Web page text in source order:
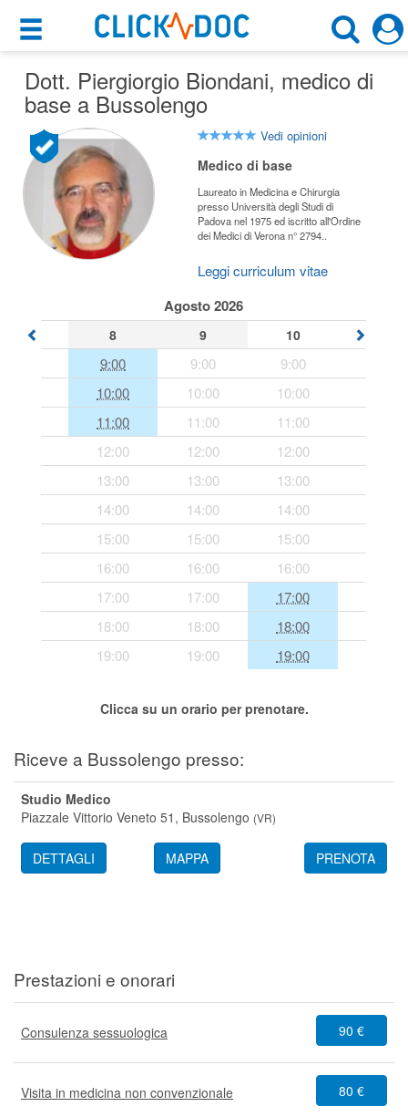
×
Motore di ricerca
×
Cerca uno specialista
Medico Di Base
Bussolengo (VR)
Cosa possiamo offrirti
Per i pazienti
Prenota una visita
Ricerca specialisti
Consulti online
Per gli specialisti
Prenotazioni online
Planner e rubrica in cloud
Segreteria virtuale
Teleconsulto
Dott. Piergiorgio Biondani, medico di
base a Bussolengo
Vedi opinioni
Medico di base
Laureato in Medicina e Chirurgia
presso Università degli Studi di
Padova nel 1975 ed iscritto all'Ordine
dei Medici di Verona n° 2794..
Leggi curriculum vitae
Agosto 2026
8 9 10
9:00 9:00
9:00
10:00
10:00
10:00
11:00
11:00
11:00
12:00
12:00
12:00
13:00
13:00
13:00
14:00
14:00
14:00
15:00
15:00
15:00
16:00
16:00
16:00
17:00
17:00
17:00
18:00
18:00
18:00
19:00
19:00 19:00
Clicca su un orario per prenotare.
Riceve a Bussolengo presso:
Studio Medico
Piazzale Vittorio Veneto 51, Bussolengo (VR)
DETTAGLI MAPPA PRENOTA
Prestazioni e onorari
Consulenza sessuologica 90 €
Visita in medicina non convenzionale 80 €